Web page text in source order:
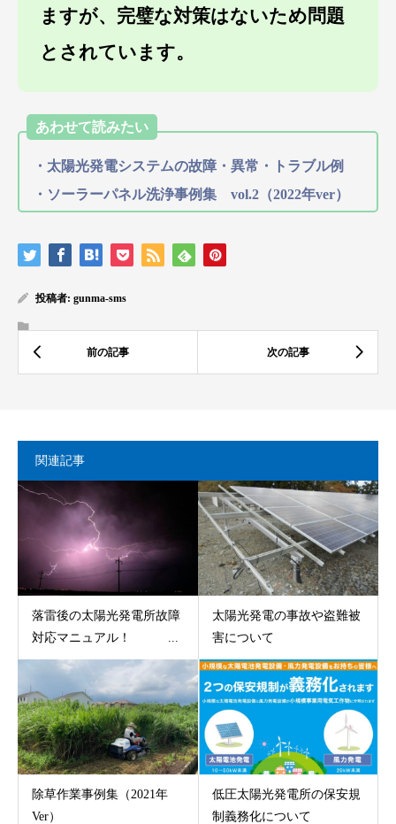
ますが、完璧な対策はないため問題
とされています。
あわせて読みたい
・太陽光発電システムの故障・異常・トラブル例
・ソーラーパネル洗浄事例集 vol.2（2022年ver）
投稿者: gunma-sms
関連記事
落雷後の太陽光発電所故障
対応マニュアル！ ...
太陽光発電の事故や盗難被
害について
除草作業事例集（2021年
Ver）
低圧太陽光発電所の保安規
制義務化について